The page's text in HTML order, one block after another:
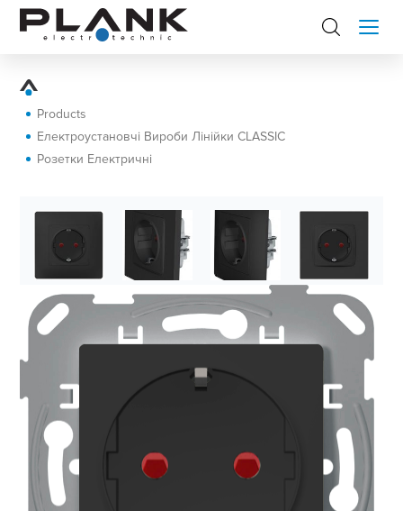
Products
Електроустановчі Вироби Лінійки CLASSIC
Розетки Електричні